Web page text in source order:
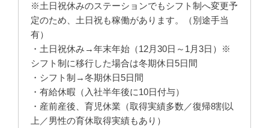
※土日祝休みのステーションでもシフト制へ変更予
定のため、土日祝も稼働があります。（別途手当
有）
・土日祝休み→年末年始（12月30日～1月3日）※
シフト制に移行した場合は冬期休日5日間
・シフト制→冬期休日5日間
・有給休暇（入社半年後に10日付与）
・産前産後、育児休業（取得実績多数／復帰8割以
上／男性の育休取得実績もあり）